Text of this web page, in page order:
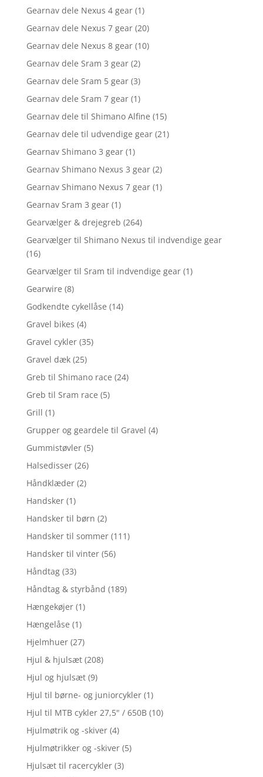
Gearnav dele Nexus 4 gear (1)
Gearnav dele Nexus 7 gear (20)
Gearnav dele Nexus 8 gear (10)
Gearnav dele Sram 3 gear (2)
Gearnav dele Sram 5 gear (3)
Gearnav dele Sram 7 gear (1)
Gearnav dele til Shimano Alfine (15)
Gearnav dele til udvendige gear (21)
Gearnav Shimano 3 gear (1)
Gearnav Shimano Nexus 3 gear (2)
Gearnav Shimano Nexus 7 gear (1)
Gearnav Sram 3 gear (1)
Gearvælger & drejegreb (264)
Gearvælger til Shimano Nexus til indvendige gear
(16)
Gearvælger til Sram til indvendige gear (1)
Gearwire (8)
Godkendte cykellåse (14)
Gravel bikes (4)
Gravel cykler (35)
Gravel dæk (25)
Greb til Shimano race (24)
Greb til Sram race (5)
Grill (1)
Grupper og geardele til Gravel (4)
Gummistøvler (5)
Halsedisser (26)
Håndklæder (2)
Handsker (1)
Handsker til børn (2)
Handsker til sommer (111)
Handsker til vinter (56)
Håndtag (33)
Håndtag & styrbånd (189)
Hængekøjer (1)
Hængelåse (1)
Hjelmhuer (27)
Hjul & hjulsæt (208)
Hjul og hjulsæt (9)
Hjul til børne- og juniorcykler (1)
Hjul til MTB cykler 27,5" / 650B (10)
Hjulmøtrik og -skiver (4)
Hjulmøtrikker og -skiver (5)
Hjulsæt til racercykler (3)